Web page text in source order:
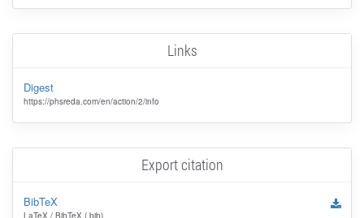
Links
Digest
https://phsreda.com/en/action/2/info
Export citation
BibTeX